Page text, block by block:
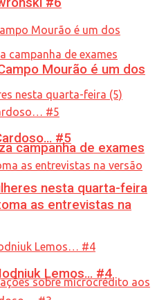
campanha de exames
nesta quarta-feira
Mourão é um dos
#5
as entrevistas na
Lemos… #4